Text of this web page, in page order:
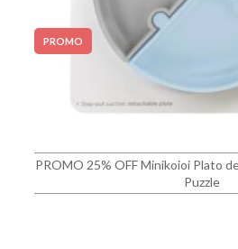
PROMO
PROMO 25% OFF Minikoioi Plato
Puzzle